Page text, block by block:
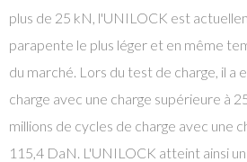
plus de 25 kN, l'UNILOCK est
parapente le plus léger et en même
du marché. Lors du test de charge, il a
charge avec une charge supérieure à
millions de cycles de charge avec une
115,4 DaN. L'UNILOCK atteint ainsi